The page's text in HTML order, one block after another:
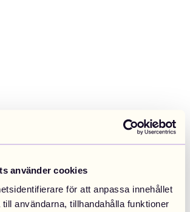
använder cookies
för att anpassa innehållet
användarna, tillhandahålla funktioner